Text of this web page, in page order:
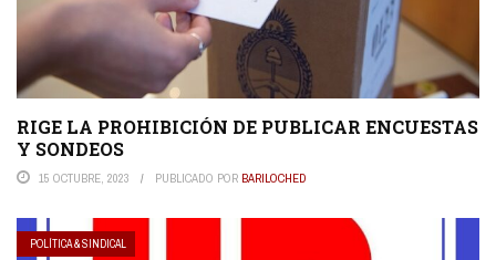
RIGE LA PROHIBICIÓN DE PUBLICAR ENCUESTAS
Y SONDEOS
15 OCTUBRE, 2023 PUBLICADO POR BARILOCHED
POLÍTICA & SINDICAL